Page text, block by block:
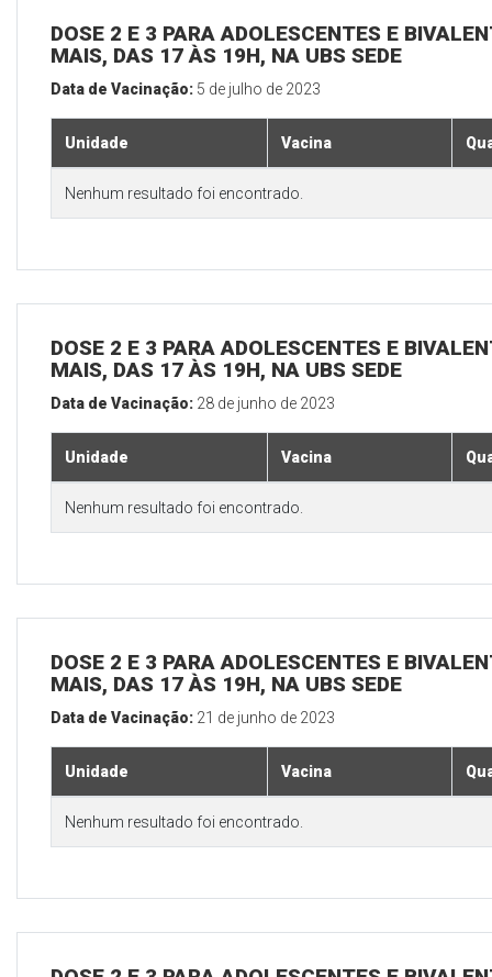
DOSE 2 E 3 PARA ADOLESCENTES E
MAIS, DAS 17 ÀS 19H, NA UBS SEDE
Data de Vacinação: 5 de julho de 2023
Unidade Vacina
Nenhum resultado foi encontrado.
DOSE 2 E 3 PARA ADOLESCENTES E
MAIS, DAS 17 ÀS 19H, NA UBS SEDE
Data de Vacinação: 28 de junho de 2023
Unidade Vacina
Nenhum resultado foi encontrado.
DOSE 2 E 3 PARA ADOLESCENTES E
MAIS, DAS 17 ÀS 19H, NA UBS SEDE
Data de Vacinação: 21 de junho de 2023
Unidade Vacina
Nenhum resultado foi encontrado.